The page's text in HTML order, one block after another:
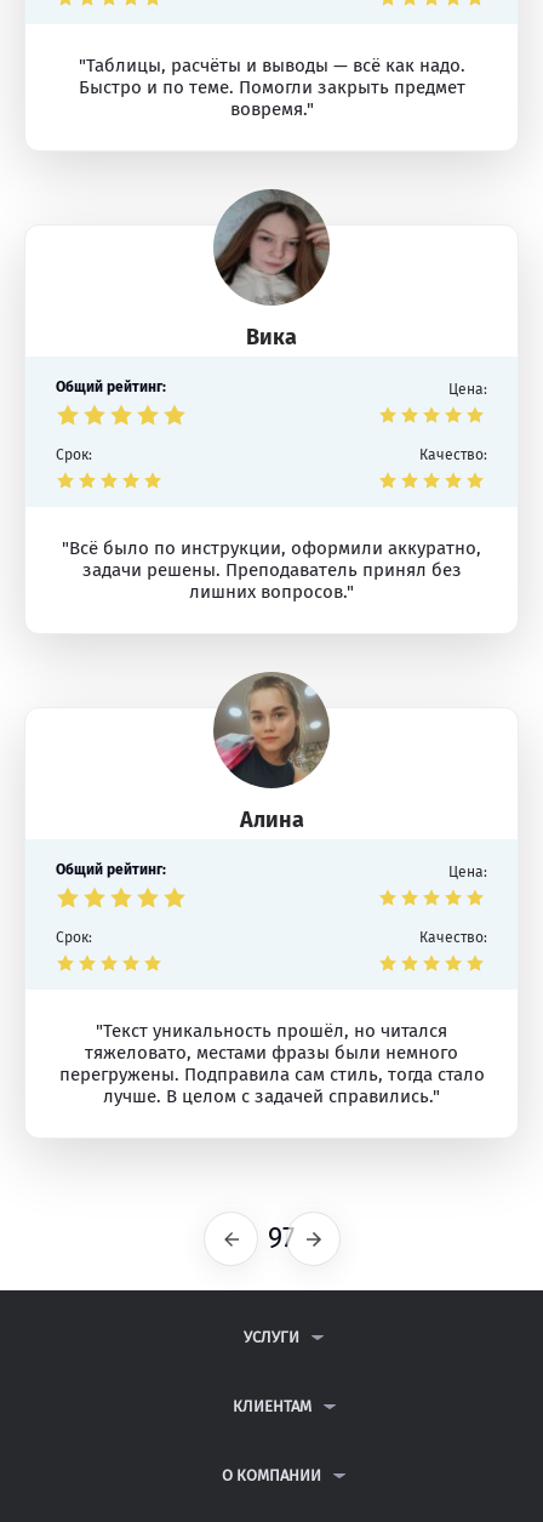
"Таблицы, расчёты и выводы — всё как надо.
Быстро и по теме. Помогли закрыть предмет
вовремя."
Вика
Общий рейтинг: Цена:
Срок: Качество:
"Всё было по инструкции, оформили аккуратно,
задачи решены. Преподаватель принял без
лишних вопросов."
Алина
Общий рейтинг: Цена:
Срок: Качество:
"Текст уникальность прошёл, но читался
тяжеловато, местами фразы были немного
перегружены. Подправила сам стиль, тогда стало
лучше. В целом с задачей справились."
Предыдущая
97 Следующая
УСЛУГИ
ДИПЛОМНЫЕ РАБОТЫ
РЕФЕРАТЫ
КЛИЕНТАМ
ВОПРОСЫ И ОТВЕТЫ
О КОМПАНИИ